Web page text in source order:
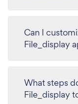
Can I
File_display
What steps
File_display